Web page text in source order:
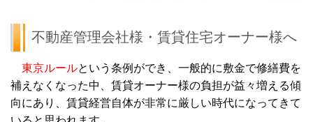
不動産管理会社様・賃貸住宅オーナー様へ
東京ルールという条例ができ、一般的に敷金で修繕費を
補えなくなった中、賃貸オーナー様の負担が益々増える傾
向にあり、賃貸経営自体が非常に厳しい時代になってきて